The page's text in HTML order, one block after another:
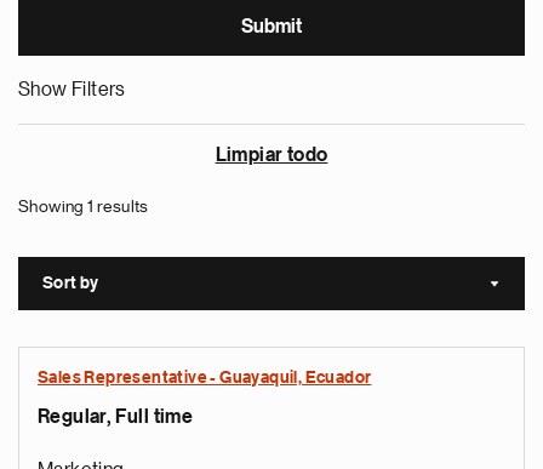
Show Filters
Limpiar todo
Showing 1 results
Sort by Sort
Sales Representative - Guayaquil, Ecuador
Regular, Full time